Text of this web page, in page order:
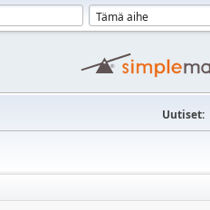
Uutiset: